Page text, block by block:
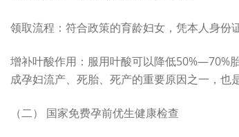
领取流程：符合政策的育龄妇女，凭本人身份
增补叶酸作用：服用叶酸可以降低50%—70%
成孕妇流产、死胎、死产的重要原因之一，也
（二） 国家免费孕前优生健康检查